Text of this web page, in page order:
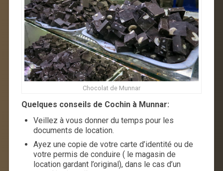
Chocolat de Munnar
Quelques conseils de Cochin à Munnar:
Veillez à vous donner du temps pour les
documents de location.
Ayez une copie de votre carte d’identité ou de
votre permis de conduire ( le magasin de
location gardant l’original), dans le cas d’un